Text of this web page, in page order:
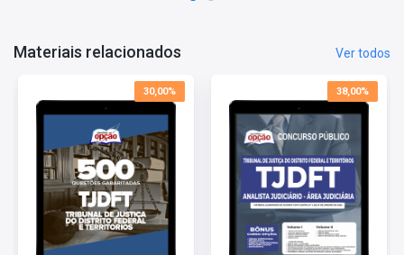
Distrito Federal e dos Territórios e Lei da Organização Judiciária do
Mais informações sobre o concurso TJDFT 2022:
Vagas:
Inscrições:De 07/02/a 14/03/2022
Salário:R$ 7.591,36
Taxa de Inscrição:R$ 80,00
29/05/2022
Organizadora:FGV
Materiais relacionados Ver todos
30,00% 38,00%